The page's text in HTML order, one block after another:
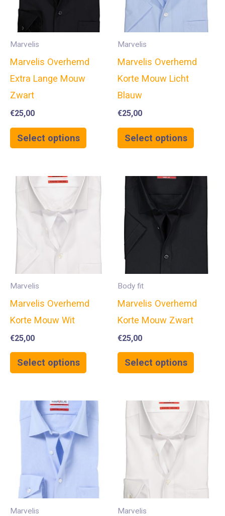
Marvelis
Marvelis Overhemd
Extra Lange Mouw
Zwart
€25,00
Select options
Marvelis
Marvelis Overhemd
Korte Mouw Licht
Blauw
€25,00
Select options
Marvelis
Marvelis Overhemd
Korte Mouw Wit
€25,00
Select options
Body fit
Marvelis Overhemd
Korte Mouw Zwart
€25,00
Select options
Marvelis Marvelis